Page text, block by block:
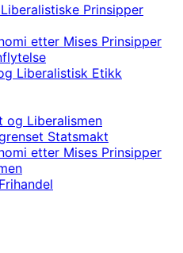
Prinsipper
etter Mises Prinsipper
Liberalistisk Etikk
og Liberalismen
Statsmakt
etter Mises Prinsipper